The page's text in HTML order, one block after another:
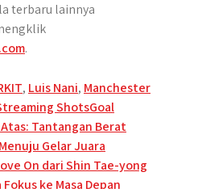
terbaru lainnya
.
, Luis Nani, Manchester
ShotsGoal
Tantangan Berat
Gelar Juara
On dari Shin Tae-yong
ke Masa Depan